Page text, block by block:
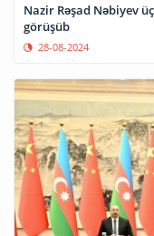
Nazir Rəşad Nəbiyev
görüşüb
28-08-2024